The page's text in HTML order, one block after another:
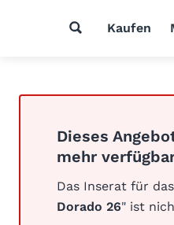
Kaufen
Dieses
mehr
Das Inserat für
Dorado 26" ist